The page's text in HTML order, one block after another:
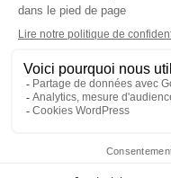
Les cookies
Gestion des cookies
Crédit photos